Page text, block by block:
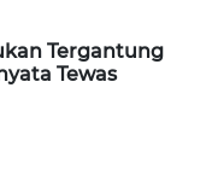
Tergantung
Tewas